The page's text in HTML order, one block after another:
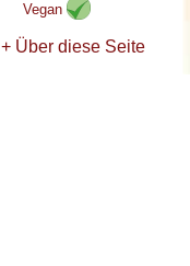
Vegan
+ Über diese Seite